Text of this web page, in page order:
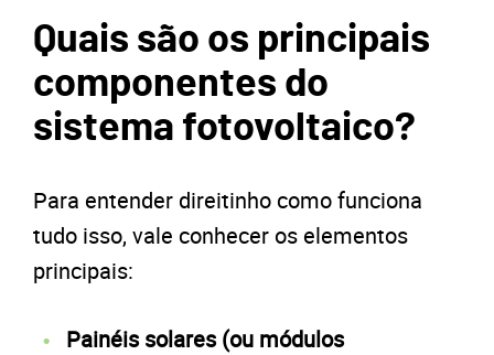
Quais são os principais
componentes do
sistema fotovoltaico?
Para entender direitinho como funciona
tudo isso, vale conhecer os elementos
principais:
Painéis solares (ou módulos